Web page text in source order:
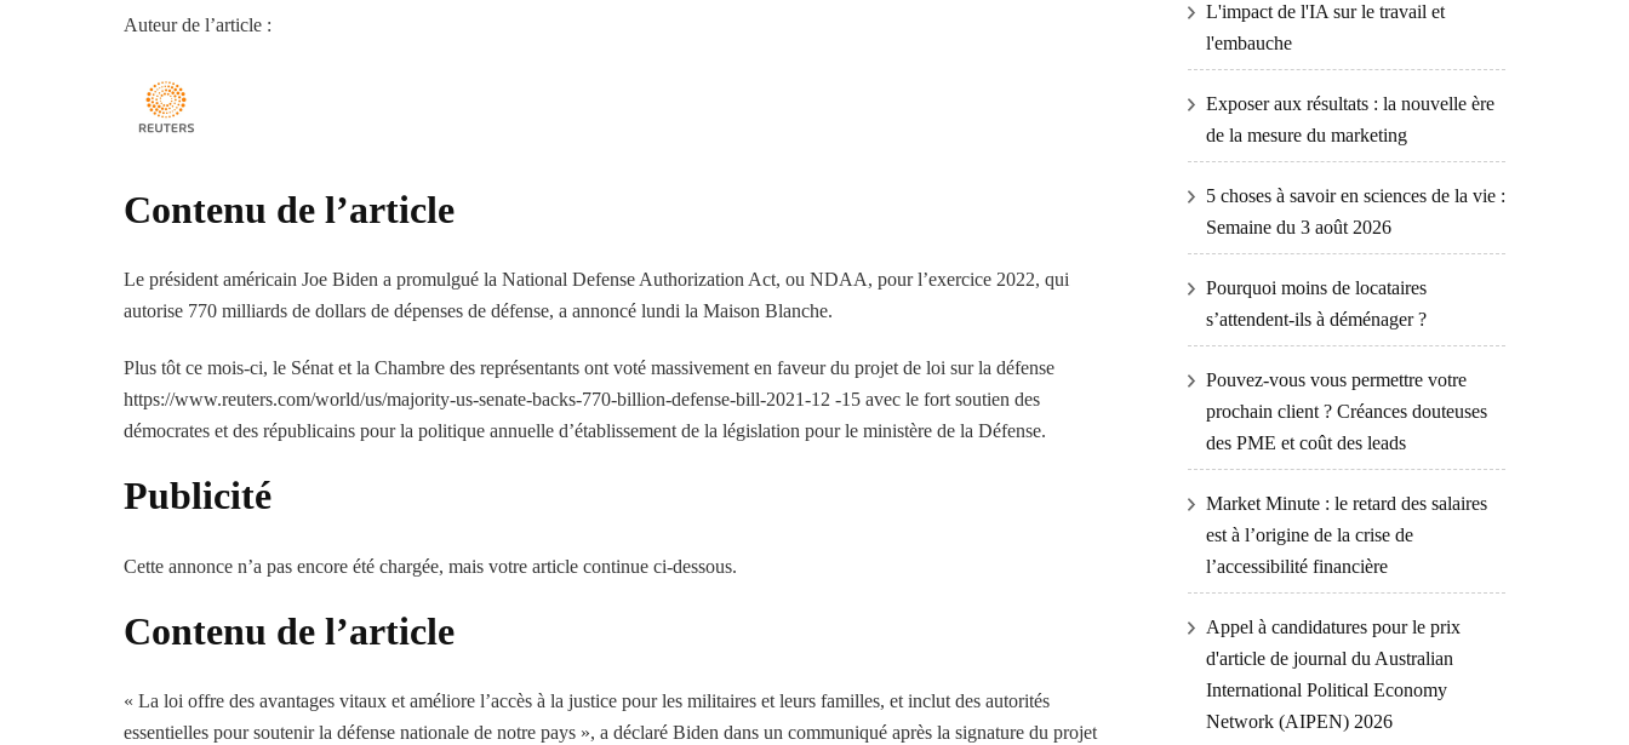
Auteur de l’article :
Contenu de l’article
Le président américain Joe Biden a promulgué la National Defense Authorization Act, ou NDAA, pour l’exercice 2022, qui
autorise 770 milliards de dollars de dépenses de défense, a annoncé lundi la Maison Blanche.
Plus tôt ce mois-ci, le Sénat et la Chambre des représentants ont voté massivement en faveur du projet de loi sur la défense
https://www.reuters.com/world/us/majority-us-senate-backs-770-billion-defense-bill-2021-12 -15 avec le fort soutien des
démocrates et des républicains pour la politique annuelle d’établissement de la législation pour le ministère de la Défense.
Publicité
Cette annonce n’a pas encore été chargée, mais votre article continue ci-dessous.
Contenu de l’article
« La loi offre des avantages vitaux et améliore l’accès à la justice pour les militaires et leurs familles, et inclut des autorités
essentielles pour soutenir la défense nationale de notre pays », a déclaré Biden dans un communiqué après la signature du projet
L'impact de l'IA sur le travail et
l'embauche
Exposer aux résultats : la nouvelle ère
de la mesure du marketing
5 choses à savoir en sciences de la vie :
Semaine du 3 août 2026
Pourquoi moins de locataires
s’attendent-ils à déménager ?
Pouvez-vous vous permettre votre
prochain client ? Créances douteuses
des PME et coût des leads
Market Minute : le retard des salaires
est à l’origine de la crise de
l’accessibilité financière
Appel à candidatures pour le prix
d'article de journal du Australian
International Political Economy
Network (AIPEN) 2026